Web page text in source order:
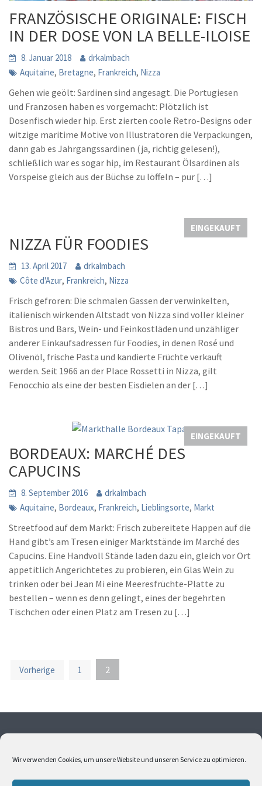
Wir verwenden Cookies, um unsere Website und unseren Service zu optimieren.
FRANZÖSISCHE ORIGINALE: FISCH
IN DER DOSE VON LA BELLE-ILOISE
8. Januar 2018
drkalmbach
Aquitaine, Bretagne, Frankreich, Nizza
Gehen wie geölt: Sardinen sind angesagt. Die Portugiesen
und Franzosen haben es vorgemacht: Plötzlich ist
Dosenfisch wieder hip. Erst zierten coole Retro-Designs oder
witzige maritime Motive von Illustratoren die Verpackungen,
dann gab es Jahrgangssardinen (ja, richtig gelesen!),
schließlich war es sogar hip, im Restaurant Ölsardinen als
Vorspeise gleich aus der Büchse zu löffeln – pur […]
EINGEKAUFT
NIZZA FÜR FOODIES
13. April 2017
drkalmbach
Côte d'Azur, Frankreich, Nizza
Frisch gefroren: Die schmalen Gassen der verwinkelten,
italienisch wirkenden Altstadt von Nizza sind voller kleiner
Bistros und Bars, Wein- und Feinkostläden und unzähliger
anderer Einkaufsadressen für Foodies, in denen Rosé und
Olivenöl, frische Pasta und kandierte Früchte verkauft
werden. Seit 1966 an der Place Rossetti in Nizza, gilt
Fenocchio als eine der besten Eisdielen an der […]
EINGEKAUFT
BORDEAUX: MARCHÉ DES
CAPUCINS
8. September 2016
drkalmbach
Aquitaine, Bordeaux, Frankreich, Lieblingsorte, Markt
Streetfood auf dem Markt: Frisch zubereitete Happen auf die
Hand gibt’s am Tresen einiger Marktstände im Marché des
Capucins. Eine Handvoll Stände laden dazu ein, gleich vor Ort
appetitlich Angerichtetes zu probieren, ein Glas Wein zu
trinken oder bei Jean Mi eine Meeresfrüchte-Platte zu
bestellen – wenn es denn gelingt, eines der begehrten
Tischchen oder einen Platz am Tresen zu […]
i
t
n
Vorherige 1 2
Ohne meine Einwilligung dürfen weder Fotos noch Texte
urheberrechtlich geschützt. Bitte kontaktieren Sie mich,
wenn Sie Interesse an Bildern oder Texten haben.